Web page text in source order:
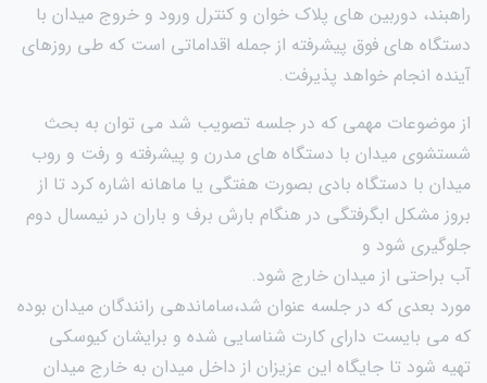
راهبند، دوربین های پلاک خوان و کنترل ورود و خروج میدان با
دستگاه های فوق پیشرفته از جمله اقداماتی است که طی روزهای
آینده انجام خواهد پذیرفت.
از موضوعات مهمی که در جلسه تصویب شد می توان به بحث
شستشوی میدان با دستگاه های مدرن و پیشرفته و رفت و روب
میدان با دستگاه بادی بصورت هفتگی یا ماهانه اشاره کرد تا از
بروز مشکل ابگرفتگی در هنگام بارش برف و باران در نیمسال دوم
جلوگیری شود و
آب براحتی از میدان خارج شود.
مورد بعدی که در جلسه عنوان شد،ساماندهی رانندگان میدان بوده
که می بایست دارای کارت شناسایی شده و برایشان کیوسکی
تهیه شود تا جایگاه این عزیزان از داخل میدان به خارج میدان